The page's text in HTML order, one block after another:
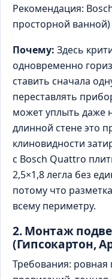
Рекомендация:
просторной ванной)
Почему: Здесь
одновременно
ставить сначала
переставлять
может уплыть даже
длинной стене это
клиновидности
с Bosch Quattro
2,5×1,8 легла без
потому что
всему периметру.
2. Монтаж
(Гипсокартон,
Требования: ровная